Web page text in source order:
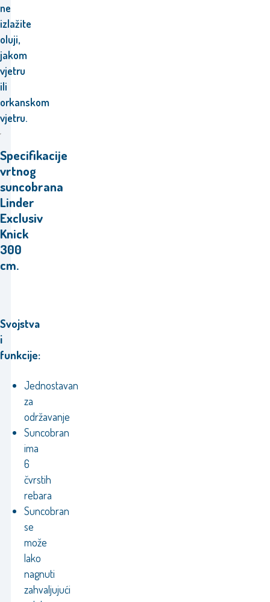
ne
izlažite
oluji,
jakom
vjetru
ili
orkanskom
vjetru.
Specifikacije
vrtnog
suncobrana
Linder
Exclusiv
Knick
300
cm.
Svojstva
i
funkcije:
Jednostavan
za
održavanje
Suncobran
ima
6
čvrstih
rebara
Suncobran
se
može
lako
nagnuti
zahvaljujući